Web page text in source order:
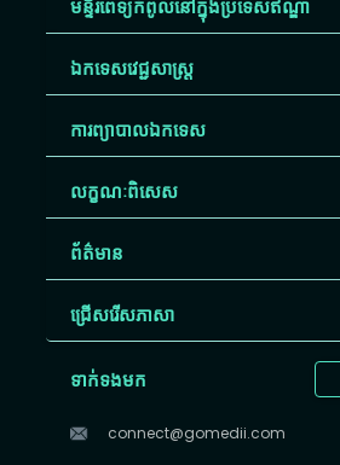
មន្ទីរពេទ្យកំពូលនៅក្នុងប្រទេសឥណ្ឌា
ឯកទេសវេជ្ជសាស្ត្រ
ការព្យាបាលឯកទេស
លក្ខណៈពិសេស
ព័ត៌មាន
ជ្រើសរើស​ភាសា
ទាក់ទងមក
connect@gomedii.com